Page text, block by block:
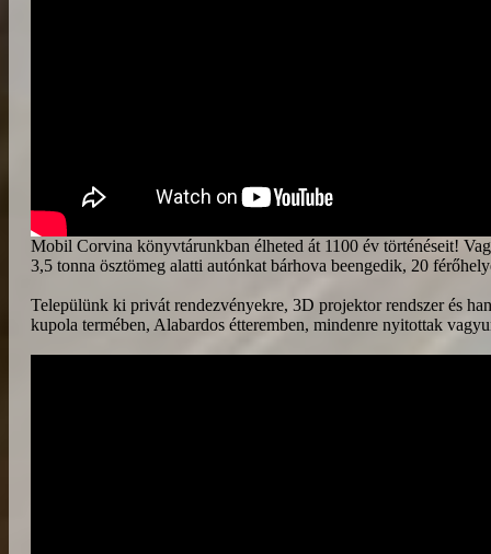
Mobil Corvina könyvtárunkban élheted át 1100 év történéseit!
3,5 tonna ösztömeg alatti autónkat bárhova beengedik, 20
Települünk ki privát rendezvényekre, 3D projektor rendszer és
kupola termében, Alabardos étteremben, mindenre nyitottak